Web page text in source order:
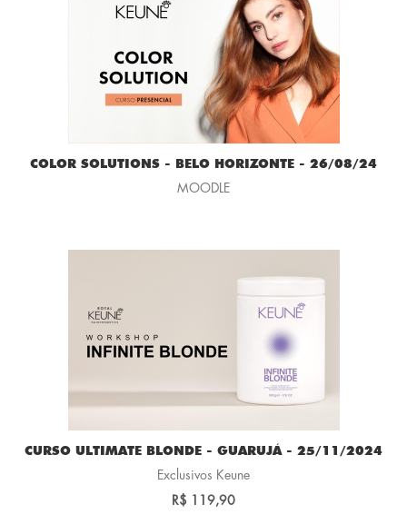
COLOR SOLUTIONS - BELO HORIZONTE - 26/08/24
MOODLE
CURSO ULTIMATE BLONDE - GUARUJÁ - 25/11/2024
Exclusivos Keune
R$ 119,90